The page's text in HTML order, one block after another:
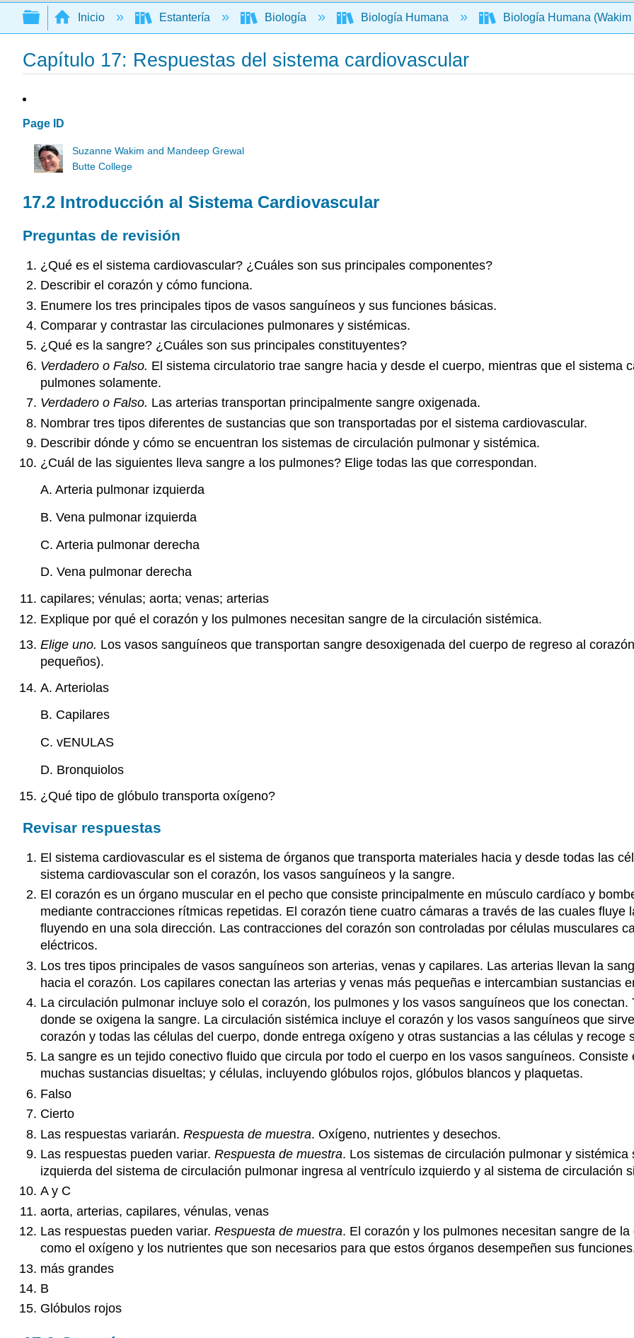
Buscar
Expandir/contraer jerarquía global
Inicio Estantería Biología Biología Humana Biología Humana (Wakim
Capítulo 17: Respuestas del sistema cardiovascular
Page ID
Suzanne Wakim and Mandeep Grewal
Butte College
17.2 Introducción al Sistema Cardiovascular
Preguntas de revisión
¿Qué es el sistema cardiovascular? ¿Cuáles son sus principales componentes?
Describir el corazón y cómo funciona.
Enumere los tres principales tipos de vasos sanguíneos y sus funciones básicas.
Comparar y contrastar las circulaciones pulmonares y sistémicas.
¿Qué es la sangre? ¿Cuáles son sus principales constituyentes?
Verdadero o Falso. El sistema circulatorio trae sangre hacia y desde el cuerpo, mientras que el sistema
pulmones solamente.
Verdadero o Falso. Las arterias transportan principalmente sangre oxigenada.
Nombrar tres tipos diferentes de sustancias que son transportadas por el sistema cardiovascular.
Describir dónde y cómo se encuentran los sistemas de circulación pulmonar y sistémica.
¿Cuál de las siguientes lleva sangre a los pulmones? Elige todas las que correspondan.
A. Arteria pulmonar izquierda
B. Vena pulmonar izquierda
C. Arteria pulmonar derecha
D. Vena pulmonar derecha
capilares; vénulas; aorta; venas; arterias
Explique por qué el corazón y los pulmones necesitan sangre de la circulación sistémica.
Elige uno. Los vasos sanguíneos que transportan sangre desoxigenada del cuerpo de regreso al
pequeños).
A. Arteriolas
B. Capilares
C. vENULAS
D. Bronquiolos
¿Qué tipo de glóbulo transporta oxígeno?
Revisar respuestas
El sistema cardiovascular es el sistema de órganos que transporta materiales hacia y desde todas las
sistema cardiovascular son el corazón, los vasos sanguíneos y la sangre.
El corazón es un órgano muscular en el pecho que consiste principalmente en músculo cardíaco y
mediante contracciones rítmicas repetidas. El corazón tiene cuatro cámaras a través de las cuales fluye
fluyendo en una sola dirección. Las contracciones del corazón son controladas por células musculares
eléctricos.
Los tres tipos principales de vasos sanguíneos son arterias, venas y capilares. Las arterias llevan la
hacia el corazón. Los capilares conectan las arterias y venas más pequeñas e intercambian sustancias
La circulación pulmonar incluye solo el corazón, los pulmones y los vasos sanguíneos que los
donde se oxigena la sangre. La circulación sistémica incluye el corazón y los vasos sanguíneos que
corazón y todas las células del cuerpo, donde entrega oxígeno y otras sustancias a las células y recoge
La sangre es un tejido conectivo fluido que circula por todo el cuerpo en los vasos sanguíneos.
muchas sustancias disueltas; y células, incluyendo glóbulos rojos, glóbulos blancos y plaquetas.
Falso
Cierto
Las respuestas variarán. Respuesta de muestra. Oxígeno, nutrientes y desechos.
Las respuestas pueden variar. Respuesta de muestra. Los sistemas de circulación pulmonar y
izquierda del sistema de circulación pulmonar ingresa al ventrículo izquierdo y al sistema de circulación
A y C
aorta, arterias, capilares, vénulas, venas
Las respuestas pueden variar. Respuesta de muestra. El corazón y los pulmones necesitan sangre de
como el oxígeno y los nutrientes que son necesarios para que estos órganos desempeñen sus
más grandes
B
Glóbulos rojos